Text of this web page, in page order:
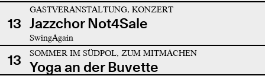
13
GASTVERANSTALTUNG, KONZERT
Jazzchor Not4Sale
SwingAgain
13 SOMMER IM SÜDPOL, ZUM MITMACHEN
Yoga an der Buvette